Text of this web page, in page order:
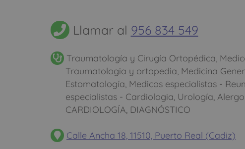
Llamar al 956 834 549
Traumatología y Cirugía Ortopédica,
Traumatologia y ortopedia, Medicina
Estomatología, Medicos especialistas -
especialistas - Cardiologia, Urología,
CARDIOLOGÍA, DIAGNÓSTICO
Calle Ancha 18, 11510, Puerto Real (Cadiz)